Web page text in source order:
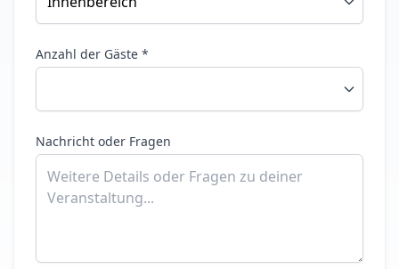
Anzahl der Gäste *
Nachricht oder Fragen